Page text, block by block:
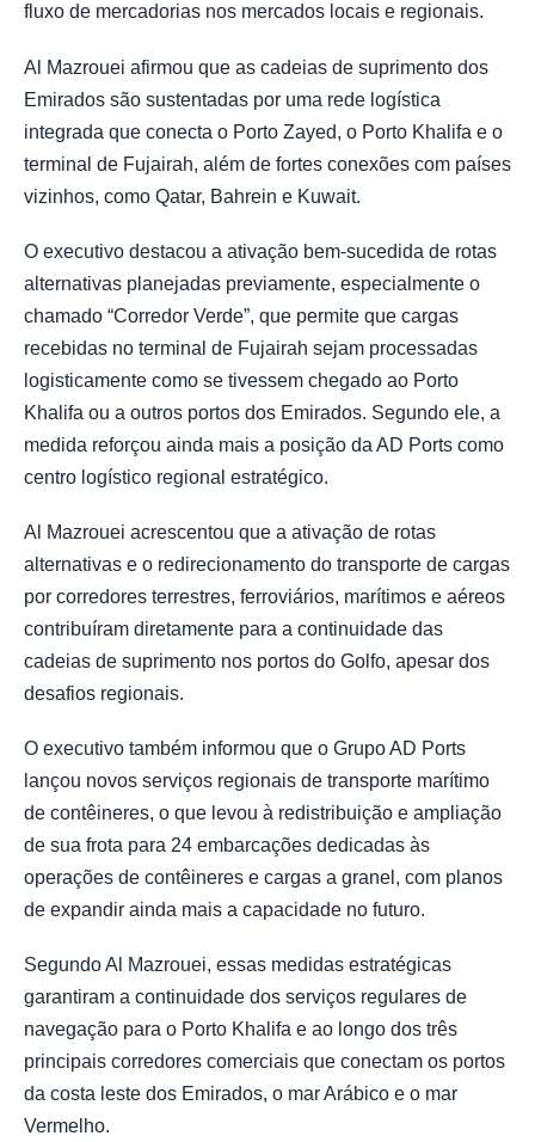
fluxo de mercadorias nos mercados locais e regionais.
Al Mazrouei afirmou que as cadeias de suprimento dos
Emirados são sustentadas por uma rede logística
integrada que conecta o Porto Zayed, o Porto Khalifa e o
terminal de Fujairah, além de fortes conexões com países
vizinhos, como Qatar, Bahrein e Kuwait.
O executivo destacou a ativação bem-sucedida de rotas
alternativas planejadas previamente, especialmente o
chamado “Corredor Verde”, que permite que cargas
recebidas no terminal de Fujairah sejam processadas
logisticamente como se tivessem chegado ao Porto
Khalifa ou a outros portos dos Emirados. Segundo ele, a
medida reforçou ainda mais a posição da AD Ports como
centro logístico regional estratégico.
Al Mazrouei acrescentou que a ativação de rotas
alternativas e o redirecionamento do transporte de cargas
por corredores terrestres, ferroviários, marítimos e aéreos
contribuíram diretamente para a continuidade das
cadeias de suprimento nos portos do Golfo, apesar dos
desafios regionais.
O executivo também informou que o Grupo AD Ports
lançou novos serviços regionais de transporte marítimo
de contêineres, o que levou à redistribuição e ampliação
de sua frota para 24 embarcações dedicadas às
operações de contêineres e cargas a granel, com planos
de expandir ainda mais a capacidade no futuro.
Segundo Al Mazrouei, essas medidas estratégicas
garantiram a continuidade dos serviços regulares de
navegação para o Porto Khalifa e ao longo dos três
principais corredores comerciais que conectam os portos
da costa leste dos Emirados, o mar Arábico e o mar
Vermelho.